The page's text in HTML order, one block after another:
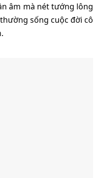
âm mà nét tướng lông
sống cuộc đời cô